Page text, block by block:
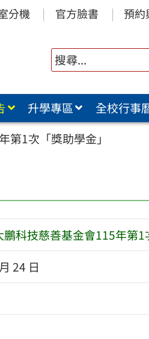
分機 官方臉書 預約
升學專區 全校行事
第1次「獎助學金」
科技慈善基金會115年第1
24 日